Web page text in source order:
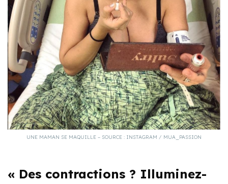
UNE MAMAN SE MAQUILLE – SOURCE : INSTAGRAM / MUA_PASSION
« Des contractions ? Illuminez-